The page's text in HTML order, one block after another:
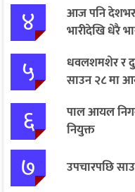
४
आज पनि देशभर
भारीदेखि धेरै
५
धवलशमशेर र
साउन २८ मा
६
पाल आयल
नियुक्त
७ उपचारपछि